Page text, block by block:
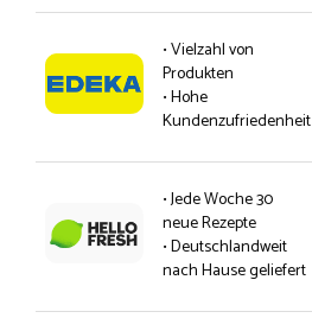
• Vielzahl von
Produkten
• Hohe
Kundenzufriedenheit
• Jede Woche 30
neue Rezepte
• Deutschlandweit
nach Hause geliefert